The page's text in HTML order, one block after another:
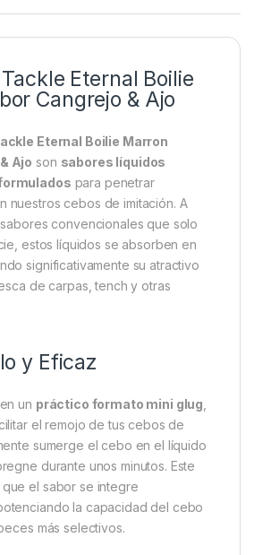
Eternal Boilie
Cangrejo & Ajo
Eternal Boilie Marron
Ajo son sabores líquidos
para penetrar
nuestros cebos de imitación. A
convencionales que solo
estos líquidos se absorben en
significativamente su atractivo
de carpas, tench y otras
y Eficaz
un práctico formato mini glug
el remojo de tus cebos de
sumerge el cebo en el líquido
durante unos minutos. Este
el sabor se integre
la capacidad del cebo
más selectivos.